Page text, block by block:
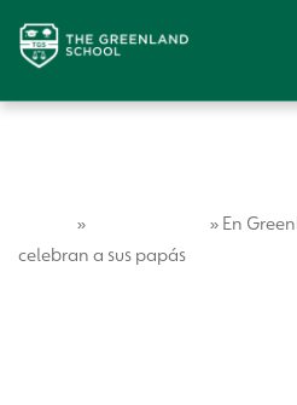
» » En
celebran a sus papás